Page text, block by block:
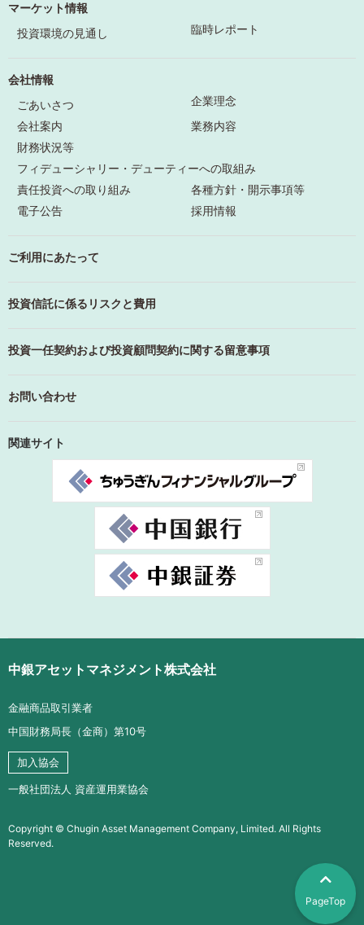
マーケット情報
投資環境の見通し
臨時レポート
会社情報
ごあいさつ
企業理念
会社案内
業務内容
財務状況等
フィデューシャリー・デューティーへの取組み
責任投資への取り組み
各種方針・開示事項等
電子公告
採用情報
ご利用にあたって
投資信託に係るリスクと費用
投資一任契約および投資顧問契約に関する留意事項
お問い合わせ
関連サイト
PageTop
中銀アセットマネジメント株式会社
金融商品取引業者
中国財務局長（金商）第10号
加入協会
一般社団法人 資産運用業協会
Copyright © Chugin Asset Management Company, Limited. All Rights
Reserved.